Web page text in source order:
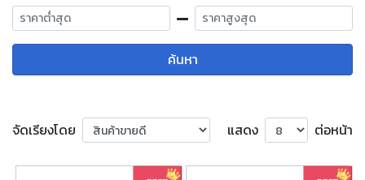
ค้นหา
จัดเรียงโดย แสดง ต่อหน้า